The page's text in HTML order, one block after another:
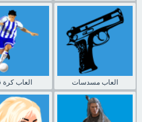
العاب كرة العاب مسدسات